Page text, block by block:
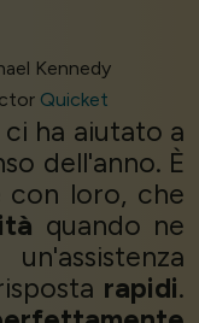
Kennedy
Quicket
ha aiutato a
dell'anno. È
con loro, che
quando ne
rapidi.